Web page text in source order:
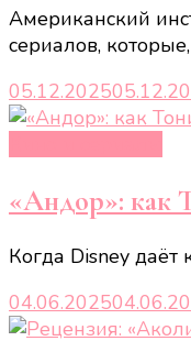
Американский
сериалов,
05.12.2025
«Андор»: как
Когда Disney
04.06.2025